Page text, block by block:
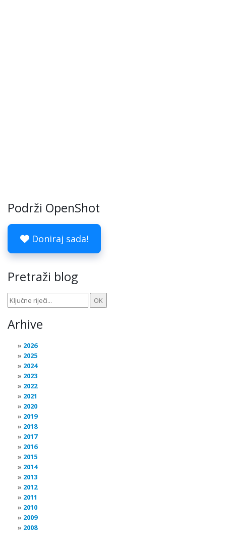
Podrži OpenShot
Doniraj sada!
Pretraži blog
Arhive
2026
2025
2024
2023
2022
2021
2020
2019
2018
2017
2016
2015
2014
2013
2012
2011
2010
2009
2008